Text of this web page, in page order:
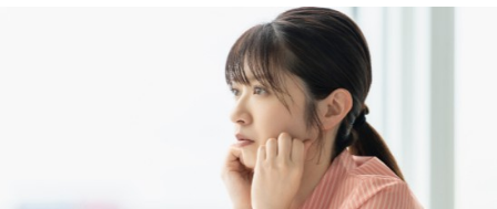
次回8月8日（土）の放送は、シンガーソングライター・バー
チャルYouTuberのぼっちぼろまるさんをゲストに迎えてお届
----------------------------------------------------
この日の放送をradikoタイムフリーで聴く
※放送エリア外の方は、プレミアム会員の登録でご利用いた
ところが、何かふと不安になっちゃったりするでしょう。
例えば、小さいお子さんがいるときって、やっぱり楽しいけ
れど身体がついていけないときって、ちょっと子育てが憂鬱
になったりする時って出ちゃうじゃないですか。子どもの元
気な「キャー！」というのも、元気なときには「もう！」と
いうくらいで済むけれど、頭が痛いときはキツイもんね。そ
――患者からの暴言や暴力に心が折れそうになりながらも、
過酷な現場で奮闘する看護師の相談に対し、江原は「意外な
ことを申し上げるようだけれど……」と前置きした上で、具体
的なアドバイスを提示しました。
江原：私はね、ちょっと意外なことを申し上げるようだけれ
ど、「体力」だと思います。やっぱり、ちゃんと食べて、よ